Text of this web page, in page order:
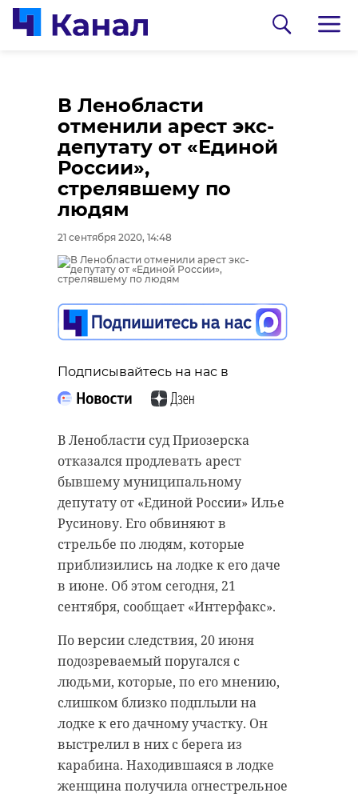
В Ленобласти
отменили арест экс-
депутату от «Единой
России»,
стрелявшему по
людям
21 сентября 2020, 14:48
Подписывайтесь на нас в
В Ленобласти суд Приозерска
отказался продлевать арест
бывшему муниципальному
депутату от «Единой России» Илье
Русинову. Его обвиняют в
стрельбе по людям, которые
приблизились на лодке к его даче
в июне. Об этом сегодня, 21
сентября, сообщает «Интерфакс».
По версии следствия, 20 июня
подозреваемый поругался с
людьми, которые, по его мнению,
слишком близко подплыли на
лодке к его дачному участку. Он
выстрелил в них с берега из
карабина. Находившаяся в лодке
женщина получила огнестрельное
В Гатчинском районе
добровольцы
“особняк с
привидениями” XIX
18 августа 2020, 16:53
Подписывайтесь на нас в
Сейчас расчищают рамы, снимают
Реставрируют уникальные
витражи в морском стиле.
Впереди шпаклевка дома,
утепление пенькой,
антибиологическая и
противопожарная обработка.
Сосновоборец
разгадал тайну
старинном кладбище
и узнал много нового
11 февраля 2020, 14:59
Подписывайтесь на нас в
Руслан Семенченко мечтает,
больше узнали о жизни Анны. В
этом году бельгийские архивы
рассекретят документы 100-
летней давности и, может тогда,
удастся узнать, какой была жизнь
Анны Беквор и других бельгийцев
в Сосновом Бору.